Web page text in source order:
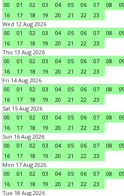
00
01 02 03 04 05 06 07 08 09
16
17 18 19 20 21 22
23
Wed 12 Aug 2026
00
01 02 03 04 05 06 07 08 09
16
17 18 19 20 21 22
23
Thu 13 Aug 2026
00
01 02 03 04 05 06 07 08 09
16
17 18 19 20 21 22
23
Fri 14 Aug 2026
00
01 02 03 04 05 06 07 08 09
16
17 18 19 20 21 22
23
Sat 15 Aug 2026
00
01 02 03 04 05 06 07 08 09
16
17 18 19 20 21 22
23
Sun 16 Aug 2026
00
01 02 03 04 05 06 07 08 09
16
17 18 19 20 21 22
23
Mon 17 Aug 2026
00
01 02 03 04 05 06 07 08 09
16
17 18 19 20 21 22
23
Tue 18 Aug 2026